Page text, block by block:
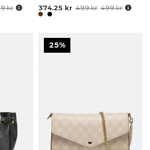
kr
374.25 kr 499 kr 499 kr
25%